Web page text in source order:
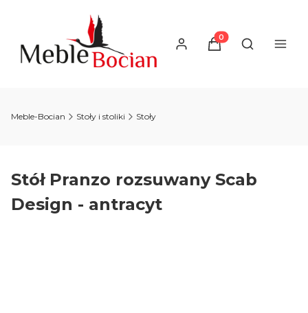
Produkty w
Otwórz
Meble-Bocian Stoły i stoliki Stoły
Stół Pranzo rozsuwany Scab
Design - antracyt